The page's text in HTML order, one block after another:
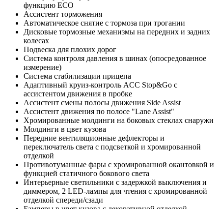
функцию ECO
Ассистент торможения
Автоматическое снятие с тормоза при трогании
Дисковые тормозные механизмы на передних и задних
колесах
Подвеска для плохих дорог
Система контроля давления в шинах (опосредованное
измерение)
Система стабилизации прицепа
Адаптивный круиз-контроль ACC Stop&Go с
ассистентом движения в пробке
Ассистент смены полосы движения Side Assist
Ассистент движения по полосе "Lane Assist"
Хромированные молдинги на боковых стеклах снаружи
Молдинги в цвет кузова
Передние вентиляционные дефлекторы и
переключатель света с подсветкой и хромированной
отделкой
Противотуманные фары с хромированной окантовкой и
функцией статичного бокового света
Интерьерные светильники с задержкой выключения и
диммером, 2 LED-лампы для чтения с хромированной
отделкой спереди/сзади